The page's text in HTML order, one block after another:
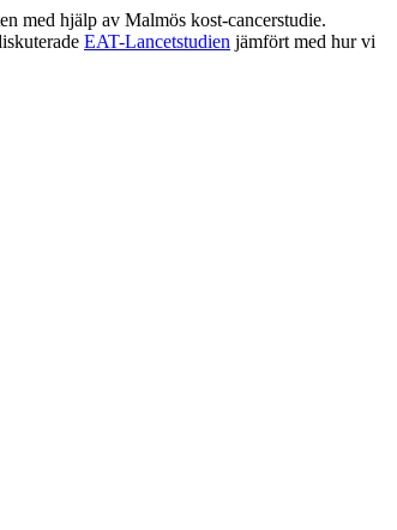
med hjälp av Malmös kost-cancerstudie.
EAT-Lancetstudien jämfört med hur vi